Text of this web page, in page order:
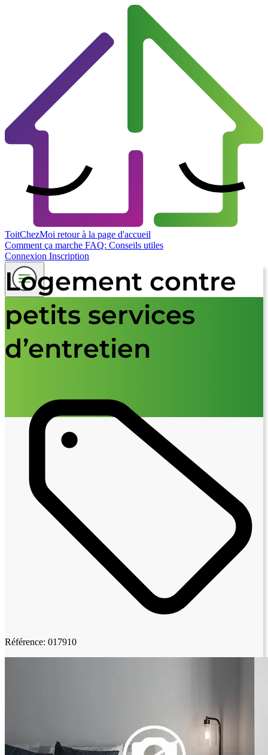
ToitChezMoi retour à la page d'accueil
Comment ça marche FAQ: Conseils utiles
Connexion Inscription
Logement contre
petits services
d’entretien
Référence: 017910